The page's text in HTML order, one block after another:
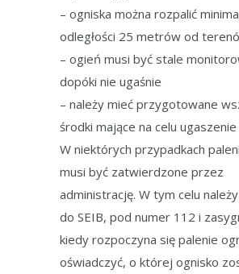
– ogniska można rozpalić
odległości 25 metrów od
– ogień musi być stale
dopóki nie ugaśnie
– należy mieć przygotowane
środki mające na celu
W niektórych przypadkach
musi być zatwierdzone przez
administrację. W tym celu
do SEIB, pod numer 112 i
kiedy rozpoczyna się palenie
oświadczyć, o której ognisko